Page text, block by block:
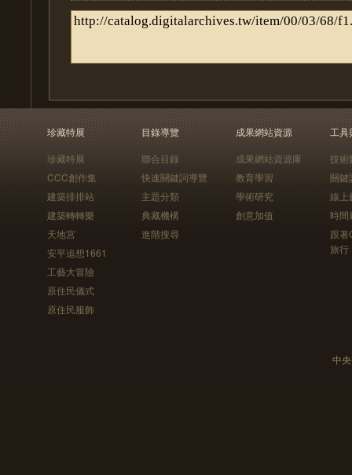
珍藏特展
珍藏特展
CCC創作集
建築排排站
建築轉轉樂
天地宮
安平追想1661
工藝大冒險
原住民儀式
原住民服飾
目錄導覽
聯合目錄
快速關鍵詞導覽
主題分類
典藏機構
進階搜尋
成果網站資源
成果網站資源庫
教育學習
學術研究
創意加值
工具
技術
關鍵
線上
時間
跟
旅行
中